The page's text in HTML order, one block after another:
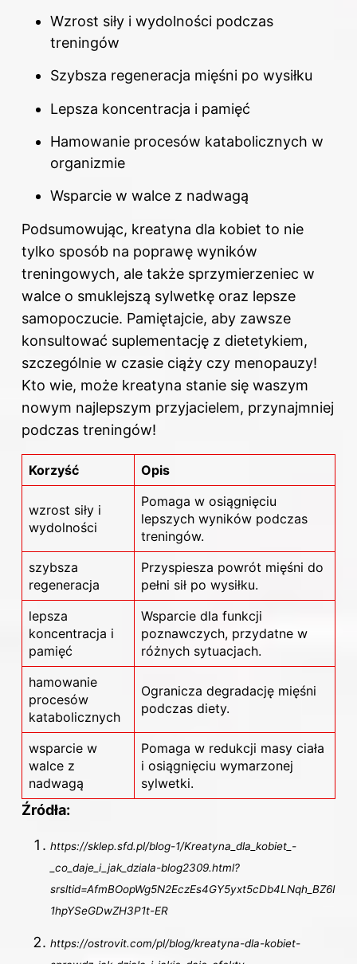
Wzrost siły i wydolności podczas
treningów
Szybsza regeneracja mięśni po wysiłku
Lepsza koncentracja i pamięć
Hamowanie procesów katabolicznych w
organizmie
Wsparcie w walce z nadwagą
Podsumowując, kreatyna dla kobiet to nie
tylko sposób na poprawę wyników
treningowych, ale także sprzymierzeniec w
walce o smuklejszą sylwetkę oraz lepsze
samopoczucie. Pamiętajcie, aby zawsze
konsultować suplementację z dietetykiem,
szczególnie w czasie ciąży czy menopauzy!
Kto wie, może kreatyna stanie się waszym
nowym najlepszym przyjacielem, przynajmniej
podczas treningów!
Korzyść Opis
wzrost siły i
wydolności
Pomaga w osiągnięciu
lepszych wyników podczas
treningów.
szybsza
regeneracja
Przyspiesza powrót mięśni do
pełni sił po wysiłku.
lepsza
koncentracja i
pamięć
Wsparcie dla funkcji
poznawczych, przydatne w
różnych sytuacjach.
hamowanie
procesów
katabolicznych
Ogranicza degradację mięśni
podczas diety.
wsparcie w
walce z
nadwagą
Pomaga w redukcji masy ciała
i osiągnięciu wymarzonej
sylwetki.
Źródła:
https://sklep.sfd.pl/blog-1/Kreatyna_dla_kobiet_-
_co_daje_i_jak_dziala-blog2309.html?
srsltid=AfmBOopWg5N2EczEs4GY5yxt5cDb4LNqh_BZ6I
1hpYSeGDwZH3P1t-ER
https://ostrovit.com/pl/blog/kreatyna-dla-kobiet-